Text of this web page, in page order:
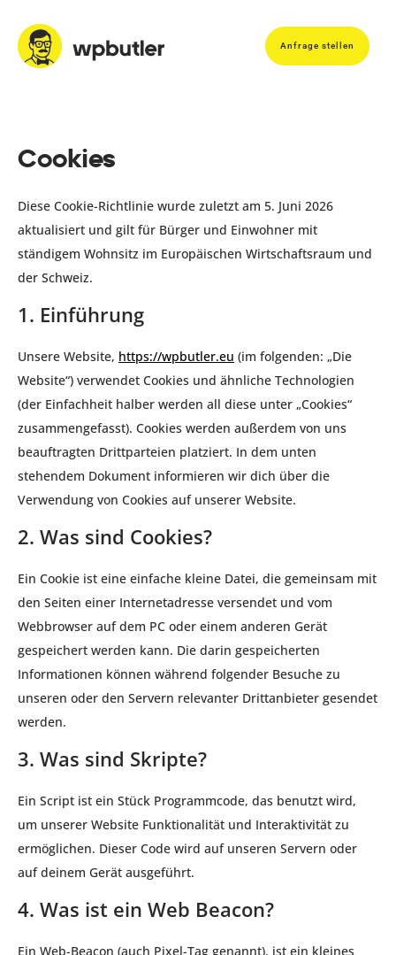
Anfrage stellen
Cookies
Diese Cookie-Richtlinie wurde zuletzt am 5. Juni 2026
aktualisiert und gilt für Bürger und Einwohner mit
ständigem Wohnsitz im Europäischen Wirtschaftsraum und
der Schweiz.
1. Einführung
Unsere Website, https://wpbutler.eu (im folgenden: „Die
Website“) verwendet Cookies und ähnliche Technologien
(der Einfachheit halber werden all diese unter „Cookies“
zusammengefasst). Cookies werden außerdem von uns
beauftragten Drittparteien platziert. In dem unten
stehendem Dokument informieren wir dich über die
Verwendung von Cookies auf unserer Website.
2. Was sind Cookies?
Ein Cookie ist eine einfache kleine Datei, die gemeinsam mit
den Seiten einer Internetadresse versendet und vom
Webbrowser auf dem PC oder einem anderen Gerät
gespeichert werden kann. Die darin gespeicherten
Informationen können während folgender Besuche zu
unseren oder den Servern relevanter Drittanbieter gesendet
werden.
3. Was sind Skripte?
Ein Script ist ein Stück Programmcode, das benutzt wird,
um unserer Website Funktionalität und Interaktivität zu
ermöglichen. Dieser Code wird auf unseren Servern oder
auf deinem Gerät ausgeführt.
4. Was ist ein Web Beacon?
Ein Web-Beacon (auch Pixel-Tag genannt), ist ein kleines